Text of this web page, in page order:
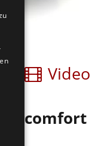
Video
A comfort